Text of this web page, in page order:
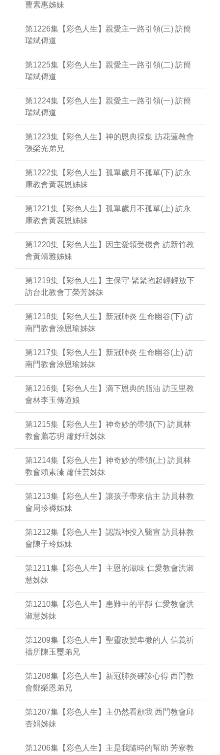
曹素惠姊妹
第1226集【彩色人生】親愛主一路引領(三) 訪簡
瑞斌傳道
第1225集【彩色人生】親愛主一路引領(二) 訪簡
瑞斌傳道
第1224集【彩色人生】親愛主一路引領(一) 訪簡
瑞斌傳道
第1223集【彩色人生】神的恩典採集 訪花蓮教會
張榮光弟兄
第1222集【彩色人生】孤單歲月不孤單(下) 訪永
康教會黃襄恩姊妹
第1221集【彩色人生】孤單歲月不孤單(上) 訪永
康教會黃襄恩姊妹
第1220集【彩色人生】因主愛領受機會 訪新竹教
會黃靖雅姊妹
第1219集【彩色人生】主保守-緊緊抱起輕輕放下
訪台北教會丁榮芳姊妹
第1218集【彩色人生】新冠肺炎 生命幽谷(下) 訪
南門教會涂恩瑜姊妹
第1217集【彩色人生】新冠肺炎 生命幽谷(上) 訪
南門教會涂恩瑜姊妹
第1216集【彩色人生】滴下恩典的脂油 訪玉里教
會林李玉傳道娘
第1215集【彩色人生】神奇妙的帶領(下) 訪員林
教會蕭芯玥 蕭妤玨姊妹
第1214集【彩色人生】神奇妙的帶領(上) 訪員林
教會賴素溱 蕭佳芸姊妹
第1213集【彩色人生】讓孩子帶來信主 訪員林教
會周珍褥姊妹
第1212集【彩色人生】認識神投入醫宣 訪員林教
會陳子玲姊妹
第1211集【彩色人生】主恩的滋味 仁愛教會洪淑
慧姊妹
第1210集【彩色人生】患難中的平靜 仁愛教會洪
淑慧姊妹
第1209集【彩色人生】聖靈改變卑微的人 信義祈
禱所陳玉璽弟兄
第1208集【彩色人生】新冠肺炎確診心得 西門教
會鄭榮恩弟兄
第1207集【彩色人生】主仍然看顧我 西門教會邱
杏娟姊妹
第1206集【彩色人生】主是我隨時的幫助 芳寮教